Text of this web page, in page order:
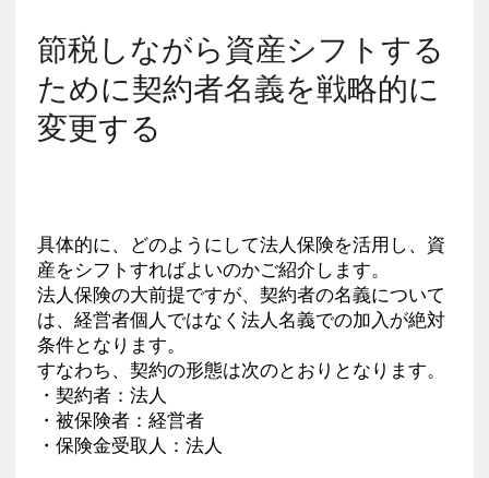
節税しながら資産シフトする
ために契約者名義を戦略的に
変更する
具体的に、どのようにして法人保険を活用し、資
産をシフトすればよいのかご紹介します。
法人保険の大前提ですが、契約者の名義について
は、経営者個人ではなく法人名義での加入が絶対
条件となります。
すなわち、契約の形態は次のとおりとなります。
・契約者：法人
・被保険者：経営者
・保険金受取人：法人